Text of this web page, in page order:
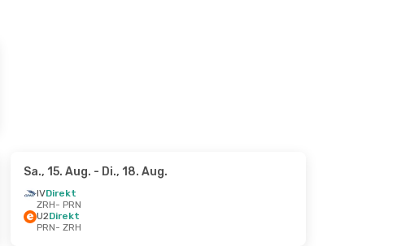
Sa., 15. Aug. - Di., 18. Aug.
IVDirekt
ZRH- PRN
U2Direkt
PRN- ZRH